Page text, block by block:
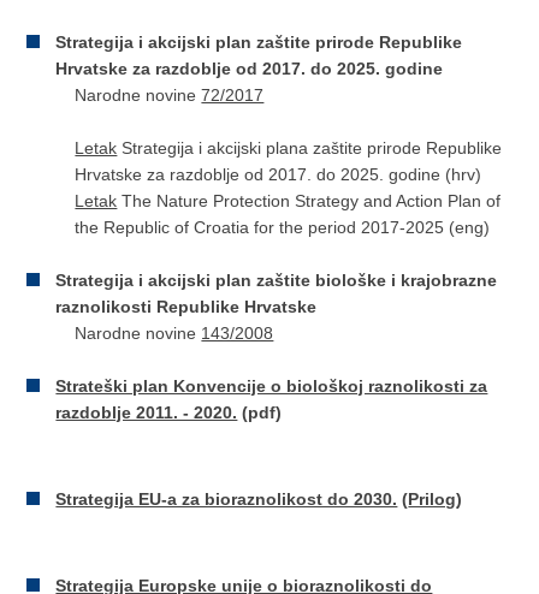
Strategija i akcijski plan zaštite prirode Republike
Hrvatske za razdoblje od 2017. do 2025. godine
Narodne novine72/2017
Letak Strategija i akcijski plana zaštite prirode Republike
Hrvatske za razdoblje od 2017. do 2025. godine (hrv)
Letak The Nature Protection Strategy and Action Plan of
the Republic of Croatia for the period 2017-2025 (eng)
Strategija i akcijski plan zaštite biološke i krajobrazne
raznolikosti Republike Hrvatske
Narodne novine 143/2008
Strateški plan Konvencije o biološkoj raznolikosti za
razdoblje 2011. - 2020. (pdf)
Strategija EU-a za bioraznolikost do 2030. (Prilog)​
Strategija Europske unije o bioraznolikosti do